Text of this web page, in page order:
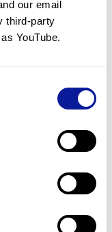
our email
third-party
YouTube.
을 수 있습니다.
제공해 드립니다.